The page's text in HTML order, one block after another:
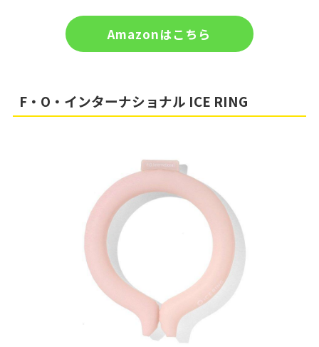
Amazonはこちら
F・O・インターナショナル ICE RING